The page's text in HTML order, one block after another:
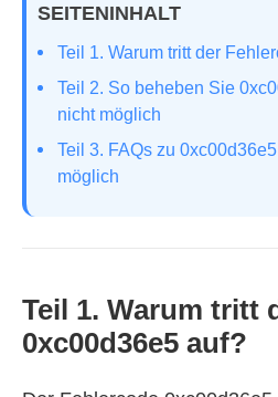
SEITENINHALT
Teil 1. Warum tritt der
Teil 2. So beheben Sie
nicht möglich
Teil 3. FAQs zu
möglich
Teil 1. Warum tritt
0xc00d36e5 auf?